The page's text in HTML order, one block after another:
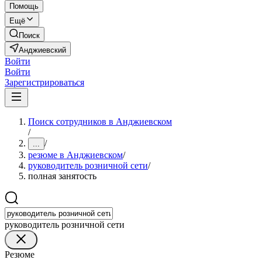
Помощь
Ещё
Поиск
Анджиевский
Войти
Войти
Зарегистрироваться
Поиск сотрудников в Анджиевском
/
... /
резюме в Анджиевском/
руководитель розничной сети/
полная занятость
руководитель розничной сети
Резюме